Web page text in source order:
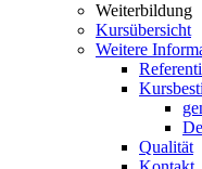
Weiterbildung
Kursübersicht
Weitere
Qualität